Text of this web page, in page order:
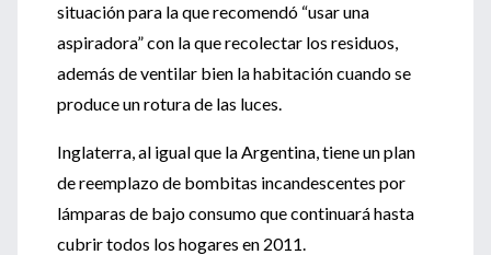
situación para la que recomendó “usar una
aspiradora” con la que recolectar los residuos,
además de ventilar bien la habitación cuando se
produce un rotura de las luces.
Inglaterra, al igual que la Argentina, tiene un plan
de reemplazo de bombitas incandescentes por
lámparas de bajo consumo que continuará hasta
cubrir todos los hogares en 2011.